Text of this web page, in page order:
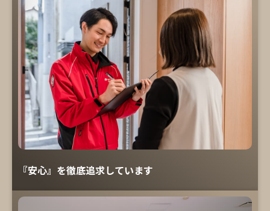
『安心』を徹底追求しています